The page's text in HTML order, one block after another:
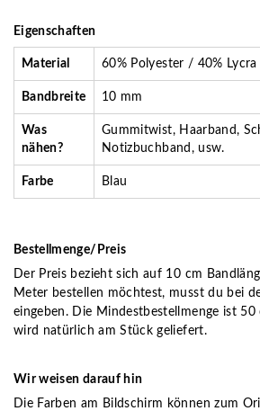
Eigenschaften
Material 60% Polyester / 40% Lycra
Bandbreite 10 mm
Was
nähen?
Gummitwist, Haarband,
Notizbuchband, usw.
Farbe Blau
Bestellmenge/Preis
Der Preis bezieht sich auf 10 cm
Meter bestellen möchtest, musst du bei
eingeben. Die Mindestbestellmenge ist 50
wird natürlich am Stück geliefert.
Wir weisen darauf hin
Die Farben am Bildschirm können zum